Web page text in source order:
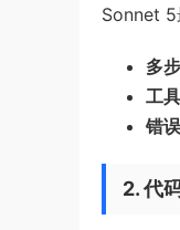
Sonnet 5
多
工
错
2. 代